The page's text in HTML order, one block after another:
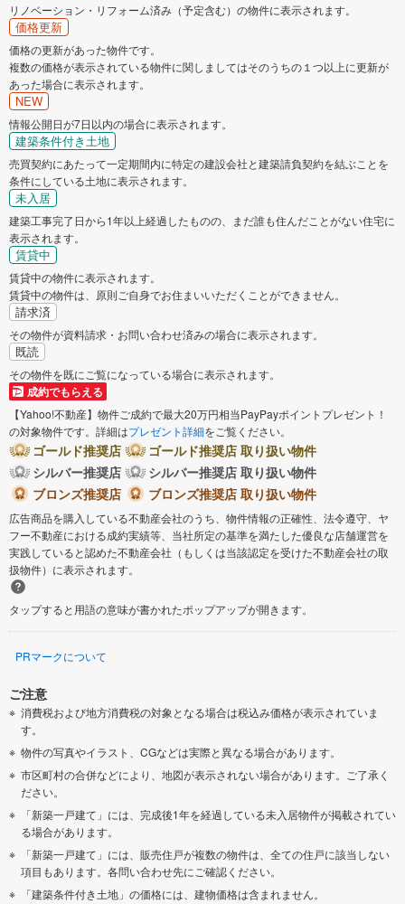
三田市
丹波篠山市 丹波市
南あわじ市 朝来市
淡路市 宍粟市
加東市 たつの市
川辺郡猪名川町
加古郡稲美町
神崎郡福崎町
赤穂郡上郡町
リノベーション・リフォーム済み（予定含む）の物件に表示されます。
価格更新
価格の更新があった物件です。
複数の価格が表示されている物件に関しましてはそのうちの１つ以上に更新が
あった場合に表示されます。
NEW
情報公開日が7日以内の場合に表示されます。
建築条件付き土地
売買契約にあたって一定期間内に特定の建設会社と建築請負契約を結ぶことを
条件にしている土地に表示されます。
未入居
建築工事完了日から1年以上経過したものの、まだ誰も住んだことがない住宅に
表示されます。
賃貸中
賃貸中の物件に表示されます。
賃貸中の物件は、原則ご自身でお住まいいただくことができません。
請求済
その物件が資料請求・お問い合わせ済みの場合に表示されます。
既読
その物件を既にご覧になっている場合に表示されます。
成約でもらえる
【Yahoo!不動産】物件ご成約で最大20万円相当PayPayポイントプレゼント！
の対象物件です。詳細はプレゼント詳細をご覧ください。
ゴールド推奨店
ゴールド推奨店 取り扱い物件
シルバー推奨店
シルバー推奨店 取り扱い物件
ブロンズ推奨店
ブロンズ推奨店 取り扱い物件
広告商品を購入している不動産会社のうち、物件情報の正確性、法令遵守、ヤ
フー不動産における成約実績等、当社所定の基準を満たした優良な店舗運営を
実践していると認めた不動産会社（もしくは当該認定を受けた不動産会社の取
扱物件）に表示されます。
タップすると用語の意味が書かれたポップアップが開きます。
PRマークについて
ご注意
消費税および地方消費税の対象となる場合は税込み価格が表示されていま
す。
物件の写真やイラスト、CGなどは実際と異なる場合があります。
市区町村の合併などにより、地図が表示されない場合があります。ご了承く
ださい。
「新築一戸建て」には、完成後1年を経過している未入居物件が掲載されてい
る場合があります。
「新築一戸建て」には、販売住戸が複数の物件は、全ての住戸に該当しない
項目もあります。各問い合わせ先にご確認ください。
「建築条件付き土地」の価格には、建物価格は含まれません。